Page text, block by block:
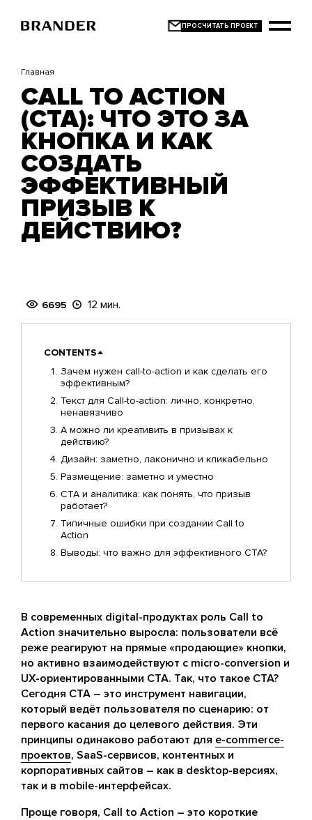
основному
Главная
CALL TO ACTION
(CTA): ЧТО ЭТО ЗА
КНОПКА И КАК
СОЗДАТЬ
ЭФФЕКТИВНЫЙ
ПРИЗЫВ К
ДЕЙСТВИЮ?
6695 12 мин.
CONTENTS
Зачем нужен call-to-action и как сделать его
эффективным?
Текст для Call-to-action: лично, конкретно,
ненавязчиво
А можно ли креативить в призывах к
действию?
Дизайн: заметно, лаконично и кликабельно
Размещение: заметно и уместно
CTA и аналитика: как понять, что призыв
работает?
Типичные ошибки при создании Call to
Action
Выводы: что важно для эффективного CTA?
В современных digital-продуктах роль Call to
Action значительно выросла: пользователи всё
реже реагируют на прямые «продающие» кнопки,
но активно взаимодействуют с micro-conversion и
UX-ориентированными CTA. Так, что такое CTA?
Сегодня CTA – это инструмент навигации,
который ведёт пользователя по сценарию: от
первого касания до целевого действия. Эти
принципы одинаково работают для e-commerce-
проектов, SaaS-сервисов, контентных и
корпоративных сайтов – как в desktop-версиях,
так и в mobile-интерфейсах.
Проще говоря, Call to Action – это короткие